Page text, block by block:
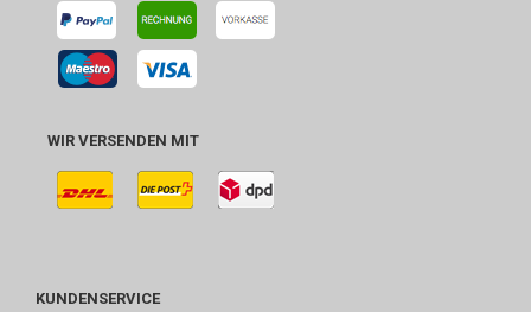
WIR VERSENDEN MIT
KUNDENSERVICE